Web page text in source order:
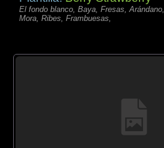
El fondo blanco, Baya, Fresas, Arándano,
Mora, Ribes, Frambuesas,